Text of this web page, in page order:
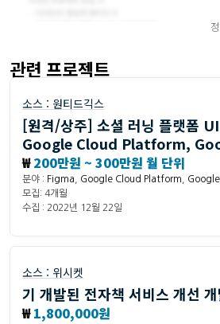
관련 프로젝트
소스 : 원티드긱스
[원격/상주] 소셜 러닝 플랫폼
Google Cloud Platform,
₩200만원 ~ 300만원 월 단위
분야 : Figma Google Cloud Platform
모집: 4개월
수집 : 2022년 12월 22일
소스 : 위시켓
기 개발된 전자책 서비스 개선
₩1,800,000원